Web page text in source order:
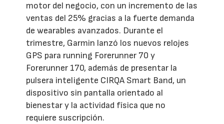
motor del negocio, con un incremento de las
ventas del 25% gracias a la fuerte demanda
de wearables avanzados. Durante el
trimestre, Garmin lanzó los nuevos relojes
GPS para running Forerunner 70 y
Forerunner 170, además de presentar la
pulsera inteligente CIRQA Smart Band, un
dispositivo sin pantalla orientado al
bienestar y la actividad física que no
requiere suscripción.